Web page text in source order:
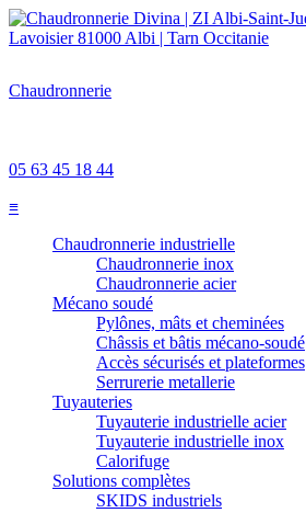
Chaudronnerie
05 63 45 18 44
≡
Chaudronnerie industrielle
Chaudronnerie inox
Chaudronnerie acier
Mécano soudé
Pylônes, mâts et cheminées
Châssis et bâtis mécano-soudé
Accès sécurisés et plateformes
Serrurerie metallerie
Tuyauteries
Tuyauterie industrielle acier
Tuyauterie industrielle inox
Calorifuge
Solutions complètes
SKIDS industriels